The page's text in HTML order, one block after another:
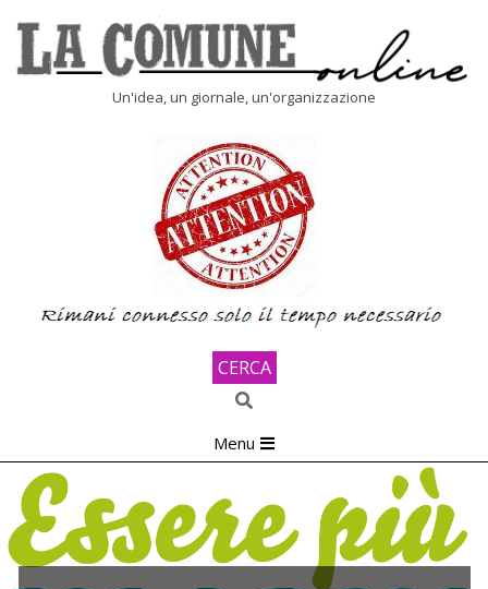
content
Un'idea, un giornale, un'organizzazione
CERCA
Search
Navigation
Menu
Menu